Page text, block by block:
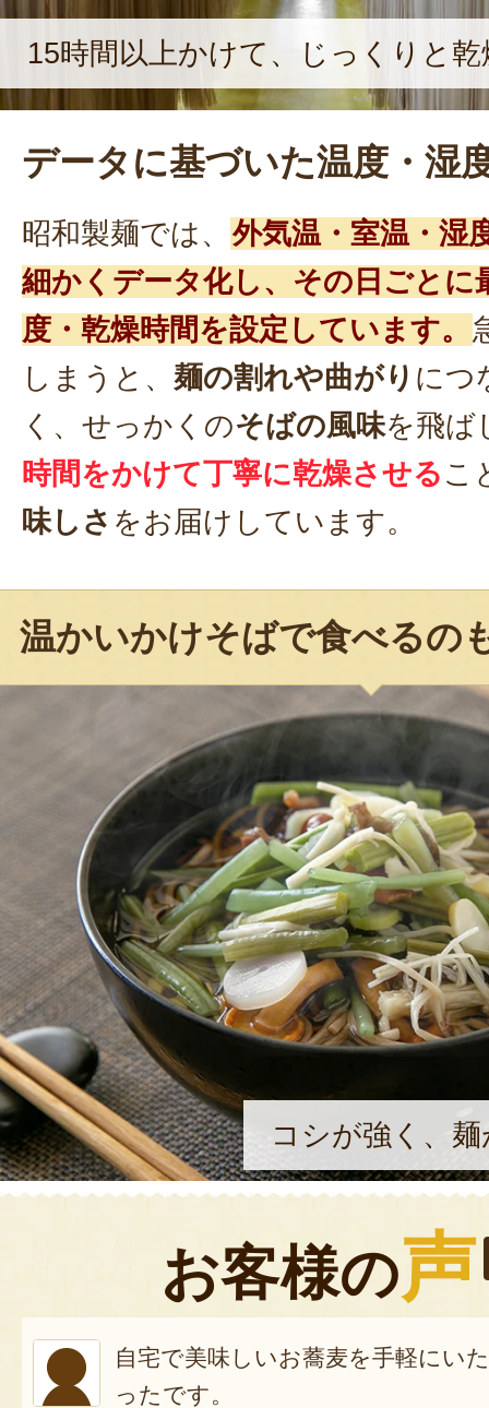
15時間以上かけて、じっくりと
データに基づいた温度・湿
昭和製麺では、 外気温・室温・湿
細かくデータ化し、その日ごとに
度・乾燥時間を設定しています。
しまうと、 麺の割れや曲がり につ
く、せっかくのそばの風味を飛ば
時間をかけて丁寧に乾燥させる こ
味しさ をお届けしています。
温かいかけそばで食べるの
コシが強く、
お客様の声
自宅で美味しいお蕎麦を手軽にい
ったです。